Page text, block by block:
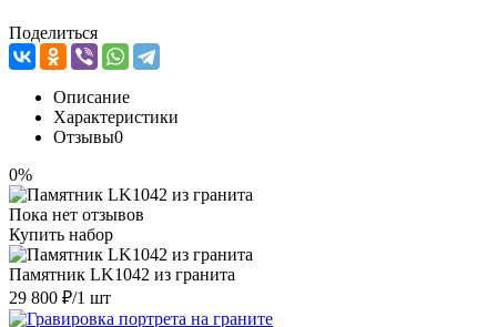
Поделиться
Описание
Характеристики
Отзывы0
0%
Пока нет отзывов
Купить набор
Памятник LK1042 из гранита
29 800 ₽/1 шт